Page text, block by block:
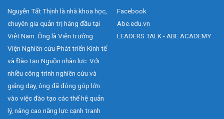
Nguyễn Tất Thịnh là nhà khoa học,
chuyên gia quản trị hàng đầu tại
Việt Nam. Ông là Viện trưởng
Viện Nghiên cứu Phát triển Kinh tế
và Đào tạo Nguồn nhân lực. Với
nhiều công trình nghiên cứu và
giảng dạy, ông đã đóng góp lớn
vào việc đào tạo các thế hệ quản
lý, nâng cao năng lực cạnh tranh
Facebook
Abe.edu.vn
LEADERS TALK - ABE ACADEMY